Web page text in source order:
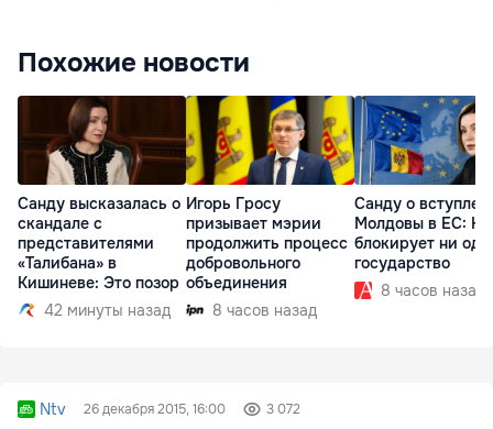
Похожие новости
Санду высказалась о
скандале с
представителями
«Талибана» в
Кишиневе: Это позор
42 минуты назад
Игорь Гросу
призывает мэрии
продолжить процесс
добровольного
объединения
8 часов назад
Санду о
Молдовы в ЕС:
блокирует ни
государство
8 часов назад
Ntv 26 декабря 2015, 16:00 3 072